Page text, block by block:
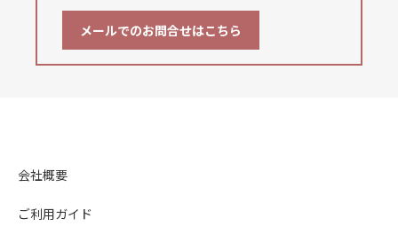
メールでのお問合せはこちら
会社概要
ご利用ガイド